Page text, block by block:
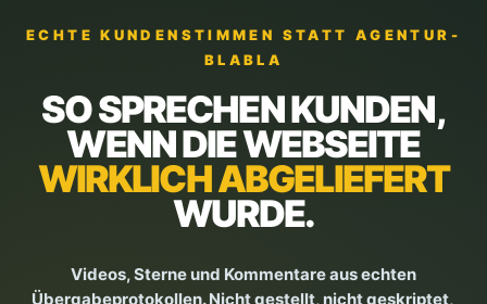
ECHTE KUNDENSTIMMEN STATT AGENTUR-
BLABLA
SO SPRECHEN KUNDEN,
WENN DIE WEBSEITE
WIRKLICH ABGELIEFERT
WURDE.
Videos, Sterne und Kommentare aus echten
Übergabeprotokollen. Nicht gestellt, nicht geskriptet,